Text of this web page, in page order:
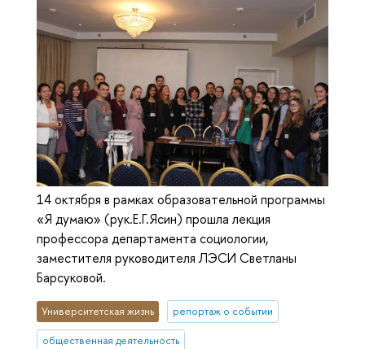
14 октября в рамках образовательной программы
«Я думаю» (рук.Е.Г.Ясин) прошла лекция
профессора департамента социологии,
заместителя руководителя ЛЭСИ Светланы
Барсуковой.
Университетская жизнь репортаж о событии
общественная деятельность